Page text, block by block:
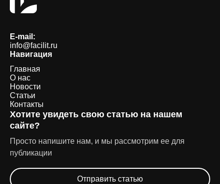
E-mail:
info@facilit.ru
Навигация
Главная
О нас
Новости
Статьи
Контакты
Хотите увидеть свою статью на нашем
сайте?
Просто напишите нам, и мы рассмотрим ее для
публикации
Отправить статью